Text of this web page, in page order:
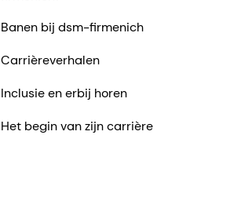
Banen bij dsm-firmenich
Carrièreverhalen
Inclusie en erbij horen
Het begin van zijn carrière